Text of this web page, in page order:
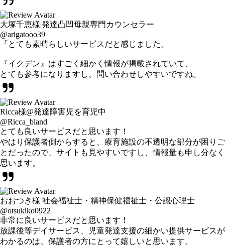
大塚千恵様|発達凸凹母親専門カウンセラー
@arigatooo39
『とても素晴らしいサービスだと感じました。
『イクデン』はすごく細かく情報が掲載されていて、
とても参考になりますし、問い合わせしやすいですね。
Ricca様@発達障害児を育児中
@Ricca_bland
とても良いサービスだと思います！
やはり保護者側からすると、療育施設の不透明な部分が困りご
とだったので、サイトも見やすいですし、情報量も申し分なく
思います。
おおつき様 社会福祉士・精神保健福祉士・公認心理士
@otsukiko0922
非常に良いサービスだと思います！
放課後等デイサービス、児童発達支援の細かい提供サービスが
わかるのは、保護者の方にとって嬉しいと思います。